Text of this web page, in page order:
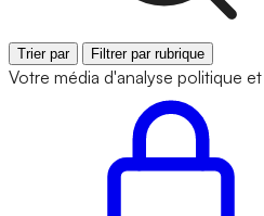
Trier par Filtrer par rubrique
Votre média d'analyse politique